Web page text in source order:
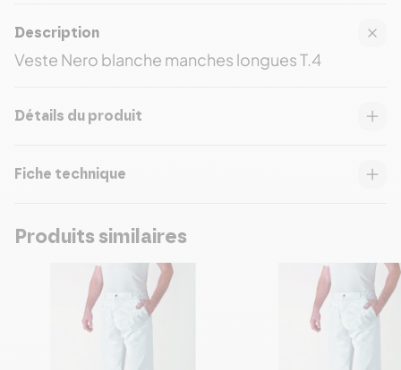
Description
Veste Nero blanche manches longues T.4
Détails du produit
Fiche technique
Produits similaires